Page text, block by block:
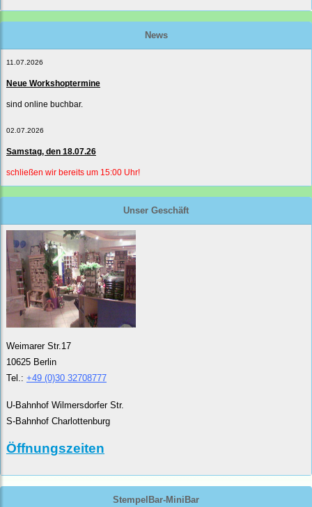
News
11.07.2026
Neue Workshoptermine
sind online buchbar.
02.07.2026
Samstag, den 18.07.26
schließen wir bereits um 15:00 Uhr!
Unser Geschäft
Weimarer Str.17
10625 Berlin
Tel.: +49 (0)30 32708777
U-Bahnhof Wilmersdorfer Str.
S-Bahnhof Charlottenburg
Öffnungszeiten
StempelBar-MiniBar